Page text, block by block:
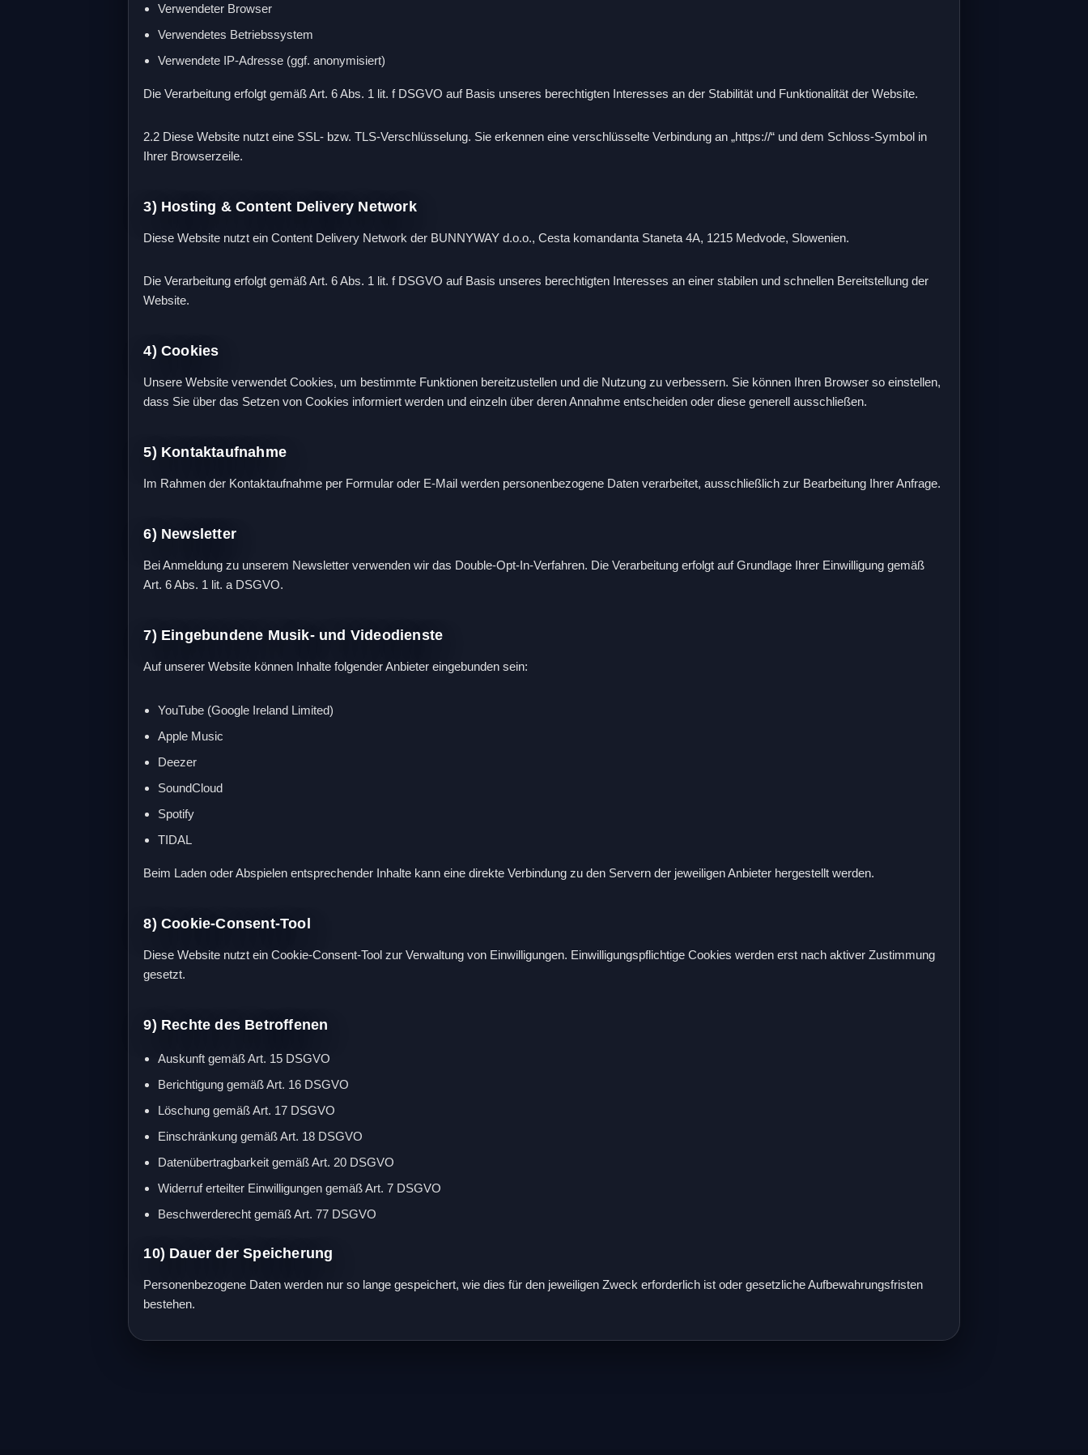
Verwendeter Browser
Verwendetes Betriebssystem
Verwendete IP-Adresse (ggf. anonymisiert)
Die Verarbeitung erfolgt gemäß Art. 6 Abs. 1 lit. f DSGVO auf Basis unseres berechtigten Interesses an der Stabilität und Funktionalität der Website.
2.2 Diese Website nutzt eine SSL- bzw. TLS-Verschlüsselung. Sie erkennen eine verschlüsselte Verbindung an „https://“ und dem Schloss-Symbol in
Ihrer Browserzeile.
3) Hosting & Content Delivery Network
Diese Website nutzt ein Content Delivery Network der BUNNYWAY d.o.o., Cesta komandanta Staneta 4A, 1215 Medvode, Slowenien.
Die Verarbeitung erfolgt gemäß Art. 6 Abs. 1 lit. f DSGVO auf Basis unseres berechtigten Interesses an einer stabilen und schnellen Bereitstellung der
Website.
4) Cookies
Unsere Website verwendet Cookies, um bestimmte Funktionen bereitzustellen und die Nutzung zu verbessern. Sie können Ihren Browser so einstellen,
dass Sie über das Setzen von Cookies informiert werden und einzeln über deren Annahme entscheiden oder diese generell ausschließen.
5) Kontaktaufnahme
Im Rahmen der Kontaktaufnahme per Formular oder E-Mail werden personenbezogene Daten verarbeitet, ausschließlich zur Bearbeitung Ihrer Anfrage.
6) Newsletter
Bei Anmeldung zu unserem Newsletter verwenden wir das Double-Opt-In-Verfahren. Die Verarbeitung erfolgt auf Grundlage Ihrer Einwilligung gemäß
Art. 6 Abs. 1 lit. a DSGVO.
7) Eingebundene Musik- und Videodienste
Auf unserer Website können Inhalte folgender Anbieter eingebunden sein:
YouTube (Google Ireland Limited)
Apple Music
Deezer
SoundCloud
Spotify
TIDAL
Beim Laden oder Abspielen entsprechender Inhalte kann eine direkte Verbindung zu den Servern der jeweiligen Anbieter hergestellt werden.
8) Cookie-Consent-Tool
Diese Website nutzt ein Cookie-Consent-Tool zur Verwaltung von Einwilligungen. Einwilligungspflichtige Cookies werden erst nach aktiver Zustimmung
gesetzt.
9) Rechte des Betroffenen
Auskunft gemäß Art. 15 DSGVO
Berichtigung gemäß Art. 16 DSGVO
Löschung gemäß Art. 17 DSGVO
Einschränkung gemäß Art. 18 DSGVO
Datenübertragbarkeit gemäß Art. 20 DSGVO
Widerruf erteilter Einwilligungen gemäß Art. 7 DSGVO
Beschwerderecht gemäß Art. 77 DSGVO
10) Dauer der Speicherung
Personenbezogene Daten werden nur so lange gespeichert, wie dies für den jeweiligen Zweck erforderlich ist oder gesetzliche Aufbewahrungsfristen
bestehen.